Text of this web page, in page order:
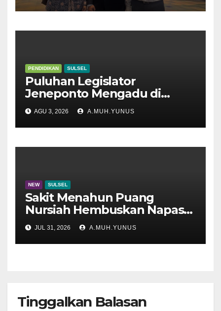
PENDIDIKAN SULSEL
Puluhan Legislator
Jeneponto Mengadu di
Disdik Sulsel
AGU 3, 2026 A.MUH.YUNUS
NEW SULSEL
Sakit Menahun Puang
Nursiah Hembuskan Napas
Terakhir
JUL 31, 2026 A.MUH.YUNUS
Tinggalkan Balasan